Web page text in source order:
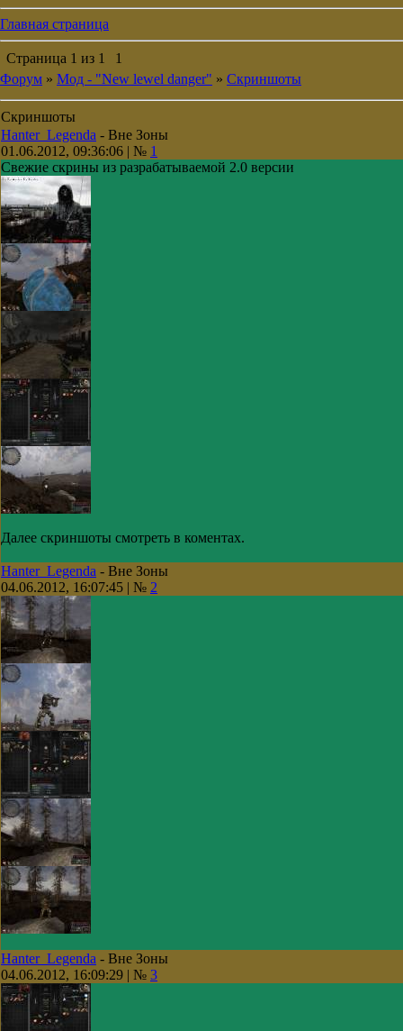
Главная страница
Страница 1 из 1
1
Форум » Мод - "New lewel danger" » Скриншоты
Скриншоты
Hanter_Legenda - Вне Зоны
01.06.2012, 09:36:06 | № 1
Свежие скрины из разрабатываемой 2.0 версии
Далее скриншоты смотреть в коментах.
Hanter_Legenda - Вне Зоны
04.06.2012, 16:07:45 | № 2
Hanter_Legenda - Вне Зоны
04.06.2012, 16:09:29 | № 3